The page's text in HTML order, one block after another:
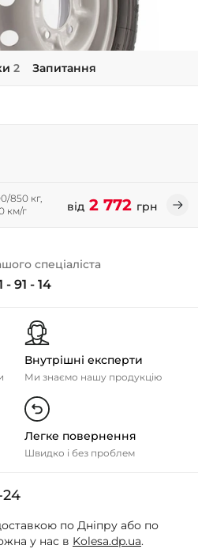
+38 (098) 911-911-4
- на Калиновій
+38 (077) 7-184-184
2 Запитання
850 кг,
км/г
від2 772 грн
спеціаліста
- 91 - 14
Внутрішні експерти
Ми знаємо нашу продукцію
Легке повернення
Швидко і без проблем
по Дніпру або по
у нас в Kolesa.dp.ua.